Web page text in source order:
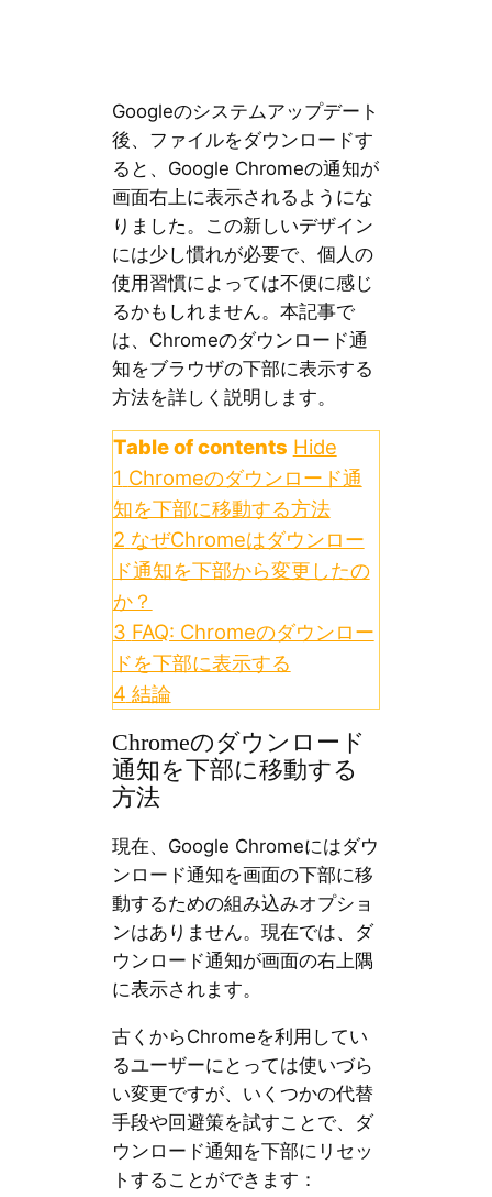
Googleのシステムアップデート
後、ファイルをダウンロードす
ると、Google Chromeの通知が
画面右上に表示されるようにな
りました。この新しいデザイン
には少し慣れが必要で、個人の
使用習慣によっては不便に感じ
るかもしれません。本記事で
は、Chromeのダウンロード通
知をブラウザの下部に表示する
方法を詳しく説明します。
Table of contents Hide
1 Chromeのダウンロード通
知を下部に移動する方法
2 なぜChromeはダウンロー
ド通知を下部から変更したの
か？
3 FAQ: Chromeのダウンロー
ドを下部に表示する
4 結論
Chromeのダウンロード
通知を下部に移動する
方法
現在、Google Chromeにはダウ
ンロード通知を画面の下部に移
動するための組み込みオプショ
ンはありません。現在では、ダ
ウンロード通知が画面の右上隅
に表示されます。
古くからChromeを利用してい
るユーザーにとっては使いづら
い変更ですが、いくつかの代替
手段や回避策を試すことで、ダ
ウンロード通知を下部にリセッ
トすることができます：